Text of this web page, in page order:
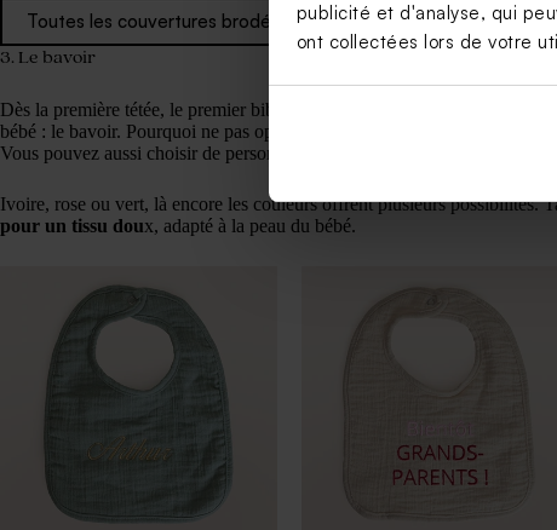
publicité et d'analyse, qui
ont collectées lors de votre
Toutes les couvertures brodées
3. Le bavoir
Dès la première tétée, le premier bibi et les premiers repas de
bébé : le bavoir. Pourquoi ne pas opter pour
Vous pouvez aussi choisir de personnaliser avec un mot doux plus
Ivoire, rose ou vert, là encore les couleurs offrent plusieurs possibilités.
pour un tissu doux, adapté à la peau du bébé.